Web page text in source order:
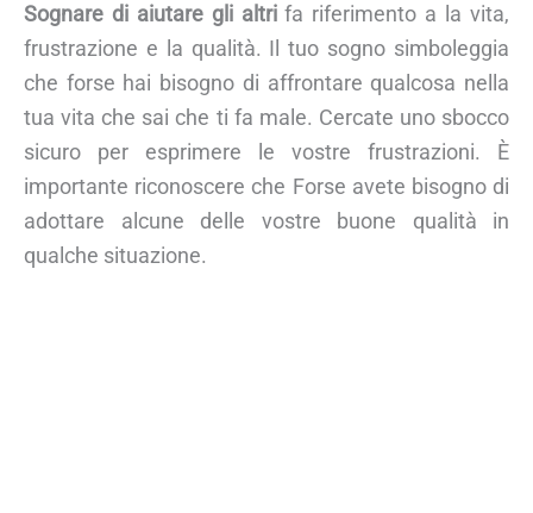
Sognare di aiutare gli altrifa riferimento a la vita,
frustrazione e la qualità. Il tuo sogno simboleggia
che forse hai bisogno di affrontare qualcosa nella
tua vita che sai che ti fa male. Cercate uno sbocco
sicuro per esprimere le vostre frustrazioni. È
importante riconoscere che Forse avete bisogno di
adottare alcune delle vostre buone qualità in
qualche situazione.